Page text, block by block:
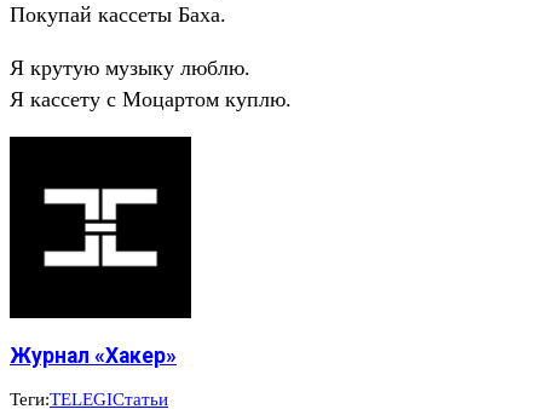
Покупай кассеты Баха.
Я крутую музыку люблю.
Я кассету с Моцартом куплю.
Журнал «Хакер»
Теги:TELEGIСтатьи